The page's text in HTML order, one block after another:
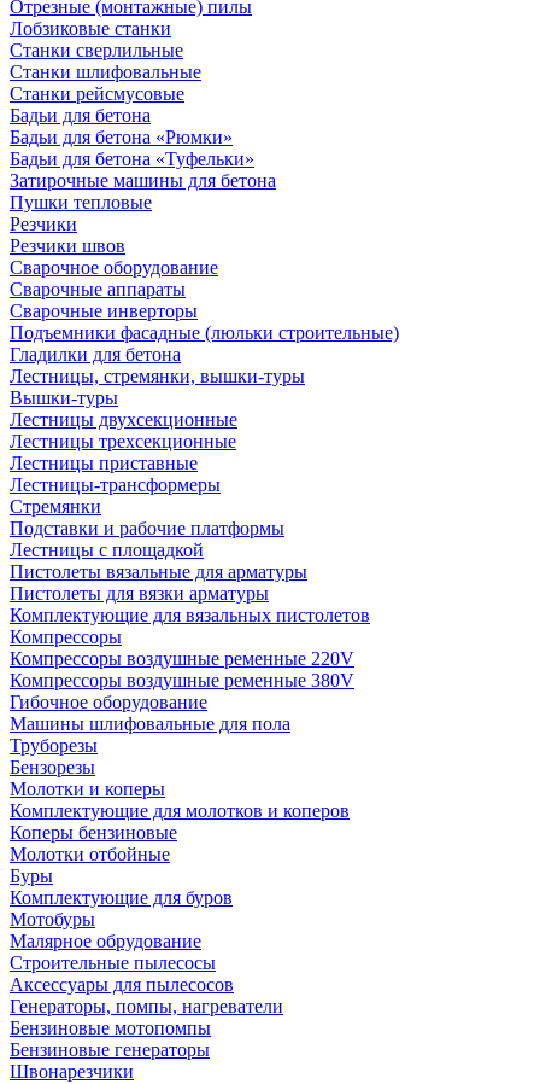
Отрезные (монтажные) пилы
Лобзиковые станки
Станки сверлильные
Станки шлифовальные
Станки рейсмусовые
Бадьи для бетона
Бадьи для бетона «Рюмки»
Бадьи для бетона «Туфельки»
Затирочные машины для бетона
Пушки тепловые
Резчики
Резчики швов
Сварочное оборудование
Сварочные аппараты
Сварочные инверторы
Подъемники фасадные (люльки строительные)
Гладилки для бетона
Лестницы, стремянки, вышки-туры
Вышки-туры
Лестницы двухсекционные
Лестницы трехсекционные
Лестницы приставные
Лестницы-трансформеры
Стремянки
Подставки и рабочие платформы
Лестницы с площадкой
Пистолеты вязальные для арматуры
Пистолеты для вязки арматуры
Комплектующие для вязальных пистолетов
Компрессоры
Компрессоры воздушные ременные 220V
Компрессоры воздушные ременные 380V
Гибочное оборудование
Машины шлифовальные для пола
Труборезы
Бензорезы
Молотки и коперы
Комплектующие для молотков и коперов
Коперы бензиновые
Молотки отбойные
Буры
Комплектующие для буров
Мотобуры
Малярное обрудование
Строительные пылесосы
Аксессуары для пылесосов
Генераторы, помпы, нагреватели
Бензиновые мотопомпы
Бензиновые генераторы
Швонарезчики